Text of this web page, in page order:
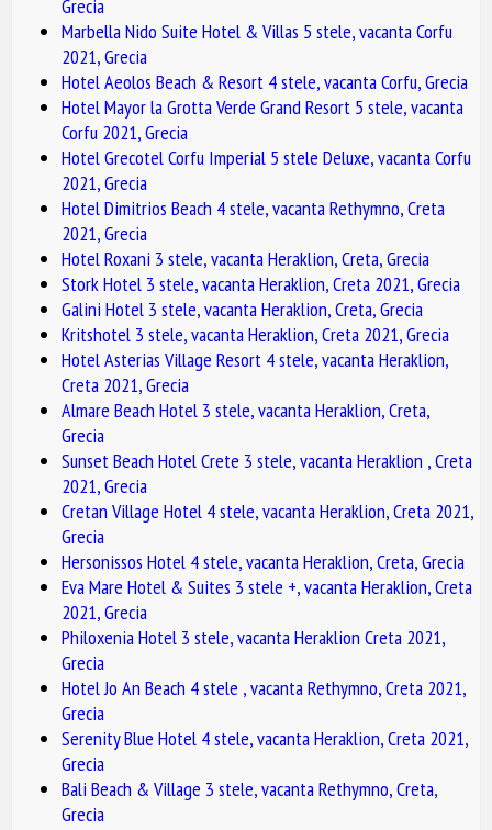
Grecia
Marbella Nido Suite Hotel & Villas 5 stele, vacanta Corfu
2021, Grecia
Hotel Aeolos Beach & Resort 4 stele, vacanta Corfu, Grecia
Hotel Mayor la Grotta Verde Grand Resort 5 stele, vacanta
Corfu 2021, Grecia
Hotel Grecotel Corfu Imperial 5 stele Deluxe, vacanta Corfu
2021, Grecia
Hotel Dimitrios Beach 4 stele, vacanta Rethymno, Creta
2021, Grecia
Hotel Roxani 3 stele, vacanta Heraklion, Creta, Grecia
Stork Hotel 3 stele, vacanta Heraklion, Creta 2021, Grecia
Galini Hotel 3 stele, vacanta Heraklion, Creta, Grecia
Kritshotel 3 stele, vacanta Heraklion, Creta 2021, Grecia
Hotel Asterias Village Resort 4 stele, vacanta Heraklion,
Creta 2021, Grecia
Almare Beach Hotel 3 stele, vacanta Heraklion, Creta,
Grecia
Sunset Beach Hotel Crete 3 stele, vacanta Heraklion , Creta
2021, Grecia
Cretan Village Hotel 4 stele, vacanta Heraklion, Creta 2021,
Grecia
Hersonissos Hotel 4 stele, vacanta Heraklion, Creta, Grecia
Eva Mare Hotel & Suites 3 stele +, vacanta Heraklion, Creta
2021, Grecia
Philoxenia Hotel 3 stele, vacanta Heraklion Creta 2021,
Grecia
Hotel Jo An Beach 4 stele , vacanta Rethymno, Creta 2021,
Grecia
Serenity Blue Hotel 4 stele, vacanta Heraklion, Creta 2021,
Grecia
Bali Beach & Village 3 stele, vacanta Rethymno, Creta,
Grecia